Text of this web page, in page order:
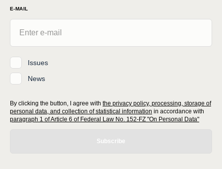
E-MAIL
Issues
News
By clicking the button, I agree with the privacy policy, processing, storage of
personal data, and collection of statistical information in accordance with
paragraph 1 of Article 6 of Federal Law No. 152-FZ "On Personal Data"
Subscribe